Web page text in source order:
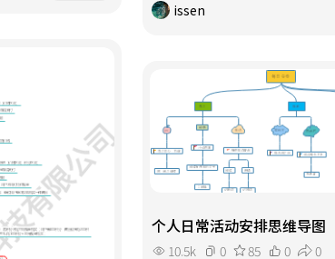
issen
个人日常活动安排思维导图
10.5k 0 85 0
0